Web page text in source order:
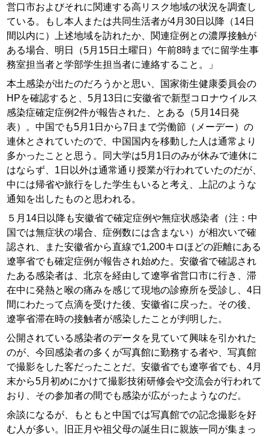
営口市およびそれに関連する高リスク地域の状況を調査し
ている。もし本人または共同生活者が4月30日以降（14日
間以内に）上述地域を訪れたか、関連症例との濃厚接触が
ある場合、明日（5月15日土曜日）午前8時までに留学生事
務室担当者と学部学生担当者に連絡すること。」
本土感染が出たのだろうかと思い、国家衛生健康委員会の
HPを確認すると、5月13日に安徽省で新型コロナウイルス
感染症確定症例2件が報告された、とある（5月14日発
表）。中国でも5月1日から7日まで労働節（メーデー）の
連休とされていたので、中国国内を移動した人は通常より
多かったことと思う。同大学は5月1日のみが休みで連休に
はならず、1日以外は通常通り授業が行われていたのだが、
中には帰省や旅行をした学生もいると考え、上記のような
通知を出したものと思われる。
５月14日以降も安徽省で確定症例や無症状感染者（注：中
国では無症状の場合、症例数には含まない）が相次いで確
認され、また安徽省から直線で1,200キロほどの距離にある
遼寧省でも確定症例が報告され始めた。安徽省で確認され
たある感染者は、北京を経由して遼寧省営口市に行き、滞
在中に発熱と喉の痛みを感じて現地の診療所を受診し、4日
間にわたって点滴を受けた後、安徽省に戻った。その後、
遼寧省滞在時の接触者が感染したことが判明した。
公開されている感染者のデータを見ていて興味を引かれた
のが、今回感染者の多くが写真館に勤務する者や、写真館
で撮影をした客だったことだ。安徽省でも遼寧省でも、4月
末から5月初めにかけて撮影技術研修会や交流会が行われて
おり、その参加者の間でも感染が広がったようなのだ。
余談になるが、もともと中国では写真館での記念撮影を好
む人が多い。旧正月や祖父母の誕生日に親族一同が集まっ